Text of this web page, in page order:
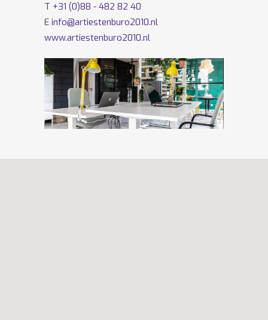
T +31 (0)88 - 482 82 40
E info@artiestenburo2010.nl
www.artiestenburo2010.nl
Volg ons ook opFacebookenTwitter